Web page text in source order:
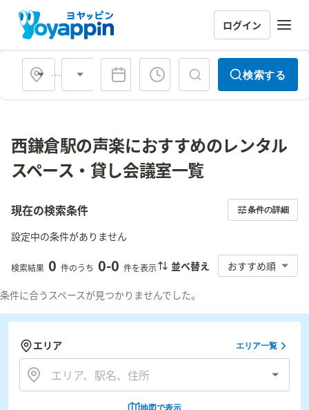
ログイン
会場タイプ 検索する
西鎌倉駅の声楽におすすめのレンタル
スペース・貸し会議室一覧
現在の検索条件 条件の詳細
設定中の条件がありません
検索結果 0 件のうち 0-0 件を表示 並べ替え おすすめ順
条件に合うスペースが見つかりませんでした。
エリア エリア一覧
地図で表示